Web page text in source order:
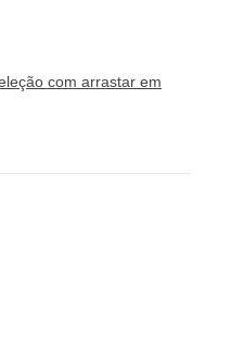
com arrastar em